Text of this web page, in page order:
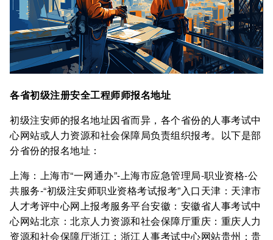
各省初级注册安全工程师师报名地址
初级注安师的报名地址因省而异，各个省份的人事考试中
心网站或人力资源和社会保障局负责组织报考。以下是部
分省份的报名地址：
上海：上海市“一网通办”-上海市应急管理局-职业资格-公
共服务-“初级注安师职业资格考试报考”入口天津：天津市
人才考评中心网上报考服务平台安徽：安徽省人事考试中
心网站北京：北京人力资源和社会保障厅重庆：重庆人力
资源和社会保障厅浙江：浙江人事考试中心网站贵州：贵